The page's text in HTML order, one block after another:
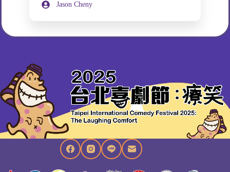
Jason Cheny